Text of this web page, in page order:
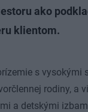
ako
klientom.
s vysokými
rodiny, a
a detskými